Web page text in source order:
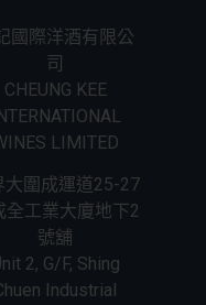
國際洋酒有限公
司
CHEUNG KEE
LIMITED
大圍成運道25-27
全工業大廈地下2
號舖
2, G/F, Shing
Industrial